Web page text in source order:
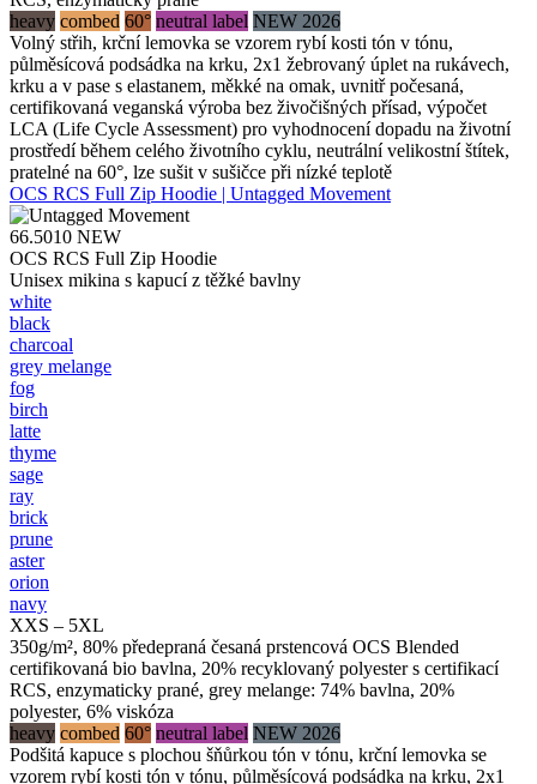
heavy combed 60° neutral label NEW 2026
Volný střih, krční lemovka se vzorem rybí kosti tón v tónu,
půlměsícová podsádka na krku, 2x1 žebrovaný úplet na rukávech,
krku a v pase s elastanem, měkké na omak, uvnitř počesaná,
certifikovaná veganská výroba bez živočišných přísad, výpočet
LCA (Life Cycle Assessment) pro vyhodnocení dopadu na životní
prostředí během celého životního cyklu, neutrální velikostní štítek,
pratelné na 60°, lze sušit v sušičce při nízké teplotě
OCS RCS Full Zip Hoodie | Untagged Movement
66.5010 NEW
OCS RCS Full Zip Hoodie
Unisex mikina s kapucí z těžké bavlny
white
black
charcoal
grey melange
fog
birch
latte
thyme
sage
ray
brick
prune
aster
orion
navy
XXS – 5XL
350g/m², 80% předepraná česaná prstencová OCS Blended
certifikovaná bio bavlna, 20% recyklovaný polyester s certifikací
RCS, enzymaticky prané, grey melange: 74% bavlna, 20%
polyester, 6% viskóza
heavy combed 60° neutral label NEW 2026
Podšitá kapuce s plochou šňůrkou tón v tónu, krční lemovka se
vzorem rybí kosti tón v tónu, půlměsícová podsádka na krku, 2x1